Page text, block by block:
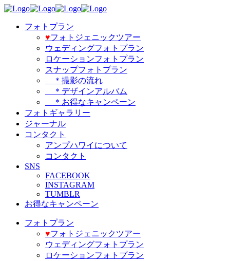
フォトプラン
♥️フォトジェニックツアー
ウェディングフォトプラン
ロケーションフォトプラン
スナップフォトプラン
＊撮影の流れ
＊デザインアルバム
＊お得なキャンペーン
フォトギャラリー
ジャーナル
コンタクト
アンプハワイについて
コンタクト
SNS
FACEBOOK
INSTAGRAM
TUMBLR
お得なキャンペーン
フォトプラン
♥️フォトジェニックツアー
ウェディングフォトプラン
ロケーションフォトプラン